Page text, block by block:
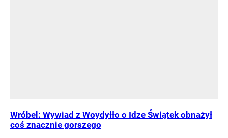
Wróbel: Wywiad z Woydyłło o Idze Świątek obnażył
coś znacznie gorszego